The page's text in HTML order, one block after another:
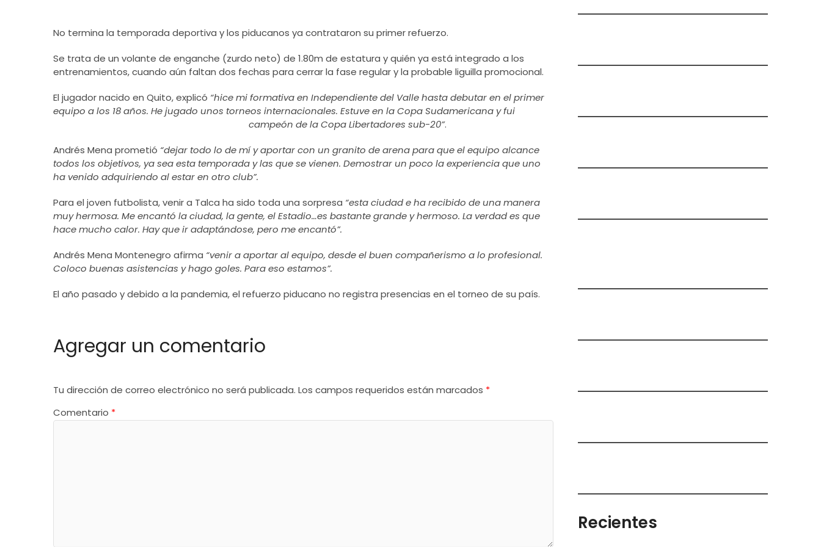
No termina la temporada deportiva y los piducanos ya contrataron su primer refuerzo.
Se trata de un volante de enganche (zurdo neto) de 1.80m de estatura y quién ya está integrado a los
entrenamientos, cuando aún faltan dos fechas para cerrar la fase regular y la probable liguilla promocional.
El jugador nacido en Quito, explicó “hice mi formativa en Independiente del Valle hasta debutar en el primer
equipo a los 18 años. He jugado unos torneos internacionales. Estuve en la Copa Sudamericana y fui
campeón de la Copa Libertadores sub-20”.
Andrés Mena prometió “dejar todo lo de mí y aportar con un granito de arena para que el equipo alcance
todos los objetivos, ya sea esta temporada y las que se vienen. Demostrar un poco la experiencia que uno
ha venido adquiriendo al estar en otro club”.
Para el joven futbolista, venir a Talca ha sido toda una sorpresa “esta ciudad e ha recibido de una manera
muy hermosa. Me encantó la ciudad, la gente, el Estadio…es bastante grande y hermoso. La verdad es que
hace mucho calor. Hay que ir adaptándose, pero me encantó”.
Andrés Mena Montenegro afirma “venir a aportar al equipo, desde el buen compañerismo a lo profesional.
Coloco buenas asistencias y hago goles. Para eso estamos”.
El año pasado y debido a la pandemia, el refuerzo piducano no registra presencias en el torneo de su país.
Agregar un comentario
Tu dirección de correo electrónico no será publicada. Los campos requeridos están marcados *
Comentario *
Recientes